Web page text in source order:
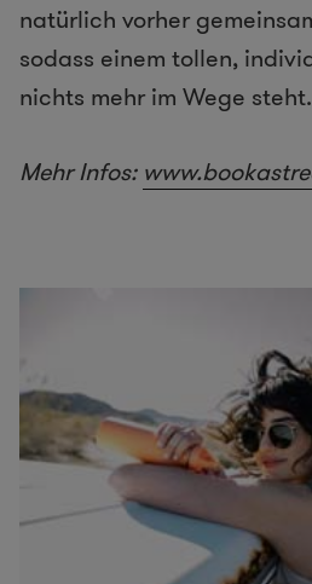
natürlich vorher
sodass einem tollen,
nichts mehr im Wege
Mehr Infos: